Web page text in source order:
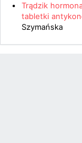
Trądzik
tabletki
Szymańska